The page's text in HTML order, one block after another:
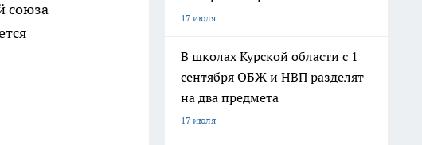
союза
17 июля
В школах Курской области с 1
сентября ОБЖ и НВП разделят
на два предмета
17 июля